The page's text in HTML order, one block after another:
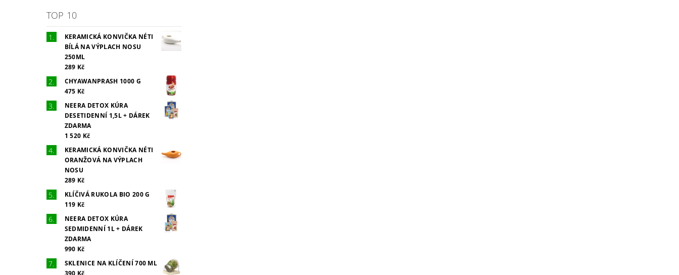
TOP 10
KERAMICKÁ KONVIČKA NÉTI
BÍLÁ NA VÝPLACH NOSU
250ML
289 Kč
CHYAWANPRASH 1000 G
475 Kč
NEERA DETOX KÚRA
DESETIDENNÍ 1,5L + DÁREK
ZDARMA
1 520 Kč
KERAMICKÁ KONVIČKA NÉTI
ORANŽOVÁ NA VÝPLACH
NOSU
289 Kč
KLÍČIVÁ RUKOLA BIO 200 G
119 Kč
NEERA DETOX KÚRA
SEDMIDENNÍ 1L + DÁREK
ZDARMA
990 Kč
SKLENICE NA KLÍČENÍ 700 ML